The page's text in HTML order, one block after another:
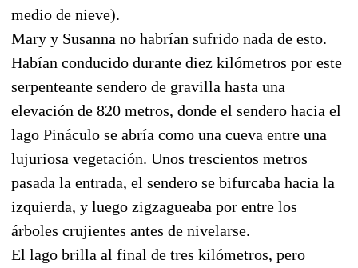
medio de nieve).
Mary y Susanna no habrían sufrido nada de esto.
Habían conducido durante diez kilómetros por este
serpenteante sendero de gravilla hasta una
elevación de 820 metros, donde el sendero hacia el
lago Pináculo se abría como una cueva entre una
lujuriosa vegetación. Unos trescientos metros
pasada la entrada, el sendero se bifurcaba hacia la
izquierda, y luego zigzagueaba por entre los
árboles crujientes antes de nivelarse.
El lago brilla al final de tres kilómetros, pero